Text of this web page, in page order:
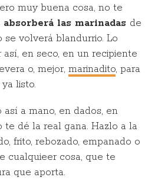
muy buena cosa, no te
absorberá las marinadas de
se volverá blandurrio. Lo
en seco, en un recipiente
o, mejor,marinadito, para
listo.
a mano, en dados, en
te dé la real gana. Hazlo a la
frito, rebozado, empanado o
cualquieer cosa, que te
que aporta.